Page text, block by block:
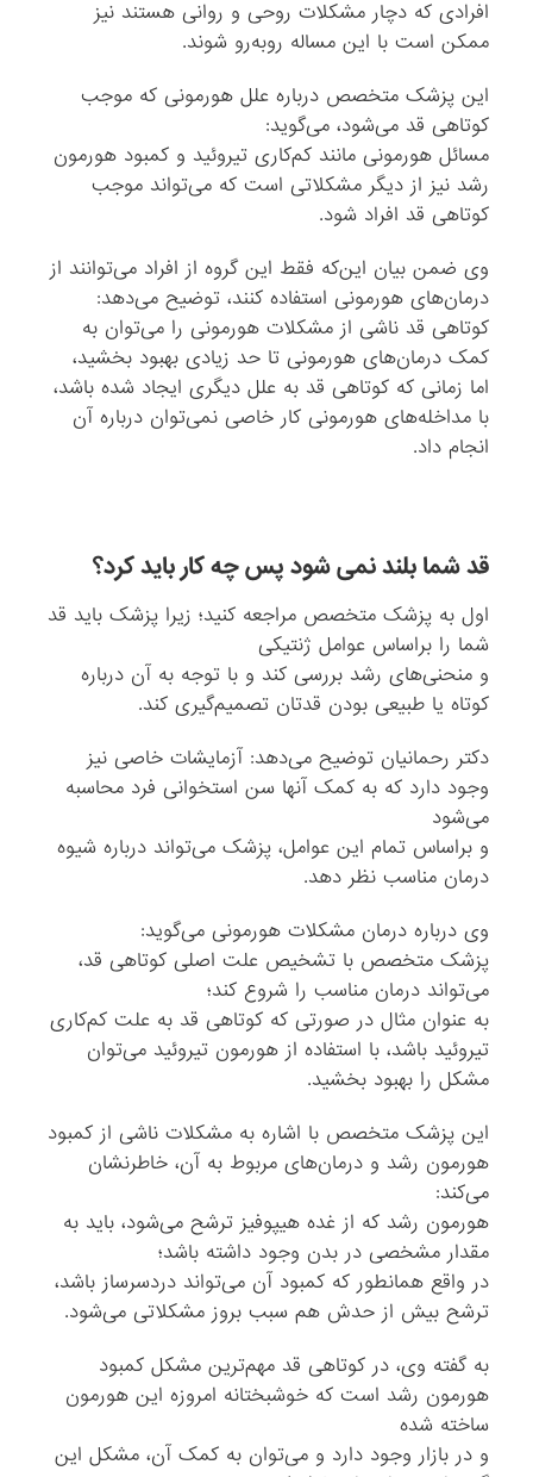
افرادی که دچار مشکلات روحی و روانی هستند نیز
ممکن است با این مساله روبه‌رو شوند.
این پزشک متخصص درباره علل هورمونی که موجب
کوتاهی قد می‌شود، می‌گوید:
مسائل هورمونی مانند کم‌کاری تیروئید و کمبود هورمون
رشد نیز از دیگر مشکلاتی است که می‌تواند موجب
کوتاهی قد افراد شود.
وی ضمن بیان این‌که فقط این گروه از افراد می‌توانند از
درمان‌های هورمونی استفاده کنند، توضیح می‌دهد:
کوتاهی‌ قد ناشی از مشکلات هورمونی را می‌توان به
کمک درمان‌های هورمونی تا حد زیادی بهبود بخشید،
اما زمانی که کوتاهی قد به علل دیگری ایجاد شده باشد،
با مداخله‌های هورمونی کار خاصی نمی‌توان درباره آن
انجام داد.
قد شما بلند نمی شود پس چه کار باید کرد؟
اول به پزشک متخصص مراجعه کنید؛ زیرا پزشک باید قد
شما را براساس عوامل ژنتیکی
و منحنی‌های رشد بررسی کند و با توجه به آن درباره
کوتاه یا طبیعی بودن‌ قدتان تصمیم‌گیری کند.
دکتر رحمانیان توضیح می‌دهد: آزمایشات خاصی نیز
وجود دارد که به کمک آنها سن استخوانی فرد محاسبه
می‌شود
و براساس تمام این عوامل، پزشک می‌تواند درباره شیوه
درمان مناسب نظر دهد.
وی درباره درمان‌ مشکلات هورمونی می‌گوید:
پزشک متخصص با تشخیص علت اصلی کوتاهی قد،
می‌تواند درمان مناسب را شروع کند؛
به عنوان مثال در صورتی که کوتاهی قد به علت کم‌کاری
تیروئید باشد، با استفاده از هورمون تیروئید می‌توان
مشکل را بهبود بخشید.
این پزشک متخصص با اشاره به مشکلات ناشی از کمبود
هورمون رشد و درمان‌های مربوط به آن، خاطرنشان
می‌کند:
هورمون رشد که از غده هیپوفیز ترشح می‌شود، باید به
مقدار مشخصی در بدن وجود داشته باشد؛
در واقع همانطور که کمبود آن می‌تواند دردسرساز باشد،
ترشح بیش از حدش هم سبب بروز مشکلاتی می‌شود.
به گفته وی، در کوتاهی قد مهم‌ترین مشکل کمبود
هورمون رشد است که خوشبختانه امروزه این هورمون
ساخته شده
و در بازار وجود دارد و می‌توان به کمک آن، مشکل این